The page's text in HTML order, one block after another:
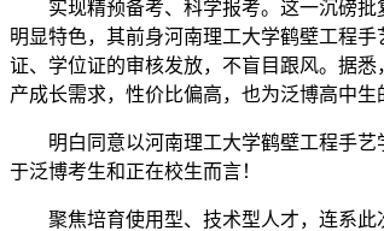
实现精预备考、科学报考。这一沉磅批
明显特色，其前身河南理工大学鹤壁工程
证、学位证的审核发放，不盲目跟风。据
产成长需求，性价比偏高，也为泛博高中生
明白同意以河南理工大学鹤壁工程手艺
于泛博考生和正在校生而言！
聚焦培育使用型、技术型人才，连系此